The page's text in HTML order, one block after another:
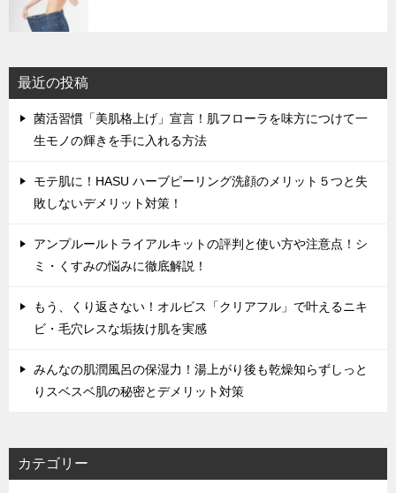
最近の投稿
菌活習慣「美肌格上げ」宣言！肌フローラを味方につけて一
生モノの輝きを手に入れる方法
モテ肌に！HASU ハーブピーリング洗顔のメリット５つと失
敗しないデメリット対策！
アンプルールトライアルキットの評判と使い方や注意点！シ
ミ・くすみの悩みに徹底解説！
もう、くり返さない！オルビス「クリアフル」で叶えるニキ
ビ・毛穴レスな垢抜け肌を実感
みんなの肌潤風呂の保湿力！湯上がり後も乾燥知らずしっと
りスベスベ肌の秘密とデメリット対策
カテゴリー